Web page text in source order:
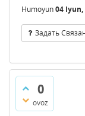
Humoyun04 Iyun,
Задать
0
ovoz